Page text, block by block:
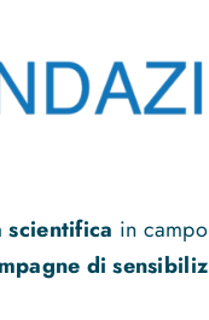
scientifica in
di